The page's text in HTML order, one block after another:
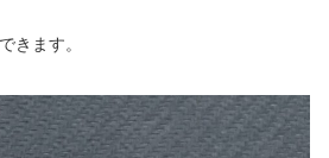
きます。